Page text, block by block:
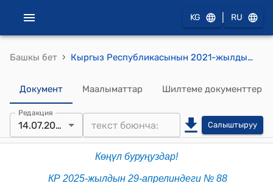
KG RU
Башкы бет › Кыргыз Республикасынын 2021-жылдын 28-октябрындагы № 128 "Кыргыз Республикасынын укук бузуулар жөнүндө кодекси" кодекси
Документ Маалыматтар Шилтеме документтер
Редакция
14.07.2026 Салыштыруу